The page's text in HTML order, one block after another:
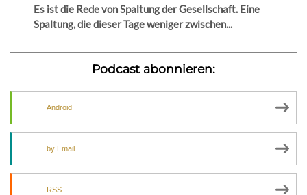
Es ist die Rede von Spaltung der Gesellschaft. Eine
Spaltung, die dieser Tage weniger zwischen...
Podcast abonnieren:
Android
by Email
RSS